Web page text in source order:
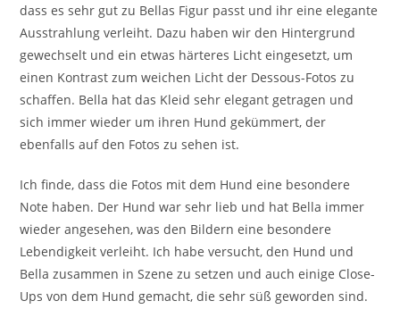
dass es sehr gut zu Bellas Figur passt und ihr eine elegante
Ausstrahlung verleiht. Dazu haben wir den Hintergrund
gewechselt und ein etwas härteres Licht eingesetzt, um
einen Kontrast zum weichen Licht der Dessous-Fotos zu
schaffen. Bella hat das Kleid sehr elegant getragen und
sich immer wieder um ihren Hund gekümmert, der
ebenfalls auf den Fotos zu sehen ist.
Ich finde, dass die Fotos mit dem Hund eine besondere
Note haben. Der Hund war sehr lieb und hat Bella immer
wieder angesehen, was den Bildern eine besondere
Lebendigkeit verleiht. Ich habe versucht, den Hund und
Bella zusammen in Szene zu setzen und auch einige Close-
Ups von dem Hund gemacht, die sehr süß geworden sind.